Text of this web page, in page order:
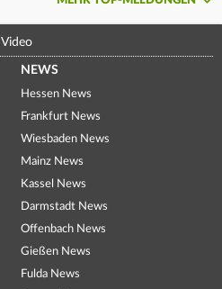
Video
NEWS
Hessen News
Frankfurt News
Wiesbaden News
Mainz News
Kassel News
Darmstadt News
Offenbach News
Gießen News
Fulda News